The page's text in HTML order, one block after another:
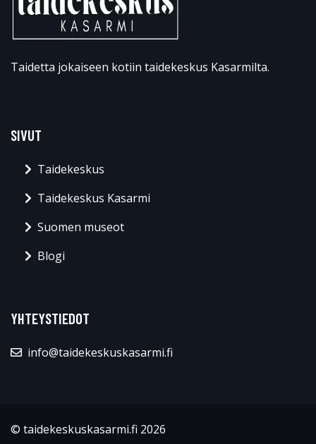
Taidetta jokaiseen kotiin taidekeskus Kasarmilta.
SIVUT
Taidekeskus
Taidekeskus Kasarmi
Suomen museot
Blogi
YHTEYSTIEDOT
info@taidekeskuskasarmi.fi
© taidekeskuskasarmi.fi 2026